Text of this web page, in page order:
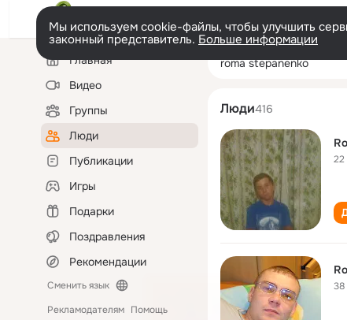
Мы используем cookie-файлы, чтобы улучшить
законный представитель. Больше информации
Левая
колонкаГлавная
Видео
Группы
Люди
Публикации
Игры
Подарки
Поздравления
Рекомендации
Сменить язык
Рекламодателям Помощь
roma
Люди416
22
38